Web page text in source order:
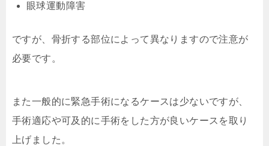
眼球運動障害
ですが、骨折する部位によって異なりますので注意が
必要です。
また一般的に緊急手術になるケースは少ないですが、
手術適応や可及的に手術をした方が良いケースを取り
上げました。